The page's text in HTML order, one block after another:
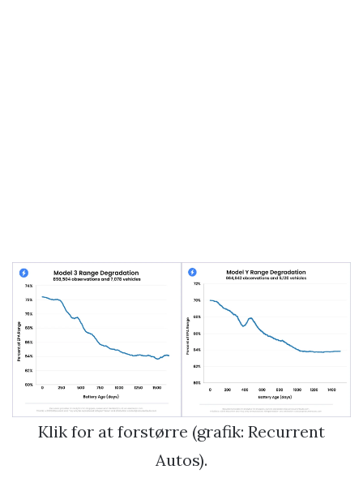
Klik for at forstørre (grafik: Recurrent
Autos).